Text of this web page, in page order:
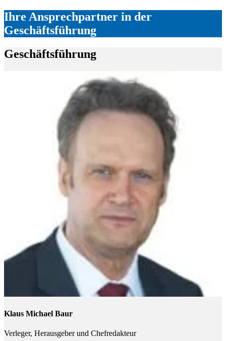
Ihre Ansprechpartner in der
Geschäftsführung
Geschäftsführung
Klaus Michael Baur
Verleger, Herausgeber und Chefredakteur